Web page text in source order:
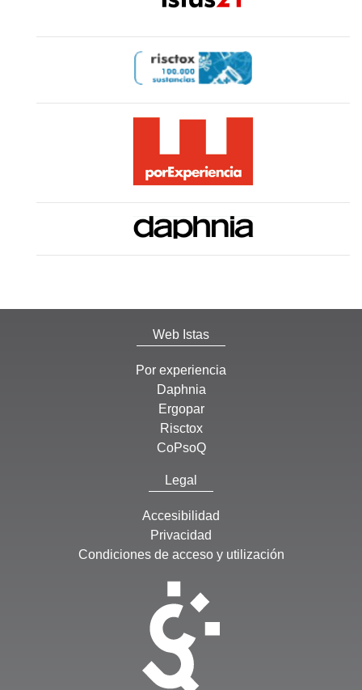
Web Istas
Por experiencia
Daphnia
Ergopar
Risctox
CoPsoQ
Legal
Accesibilidad
Privacidad
Condiciones de acceso y utilización